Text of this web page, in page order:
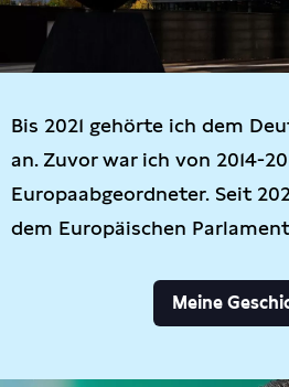
Bis 2021 gehörte ich dem
an. Zuvor war ich von 2014-
Europaabgeordneter. Seit
dem Europäischen
Meine